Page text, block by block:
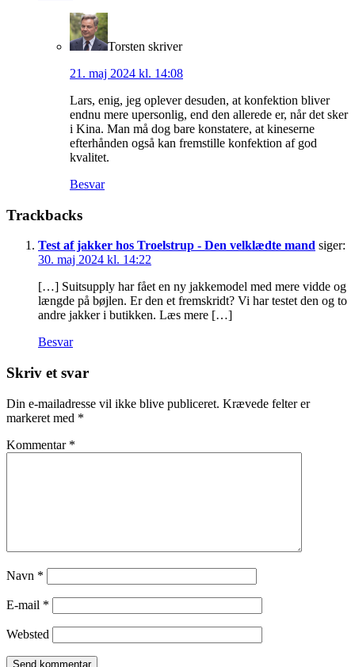
Torsten skriver
21. maj 2024 kl. 14:08
Lars, enig, jeg oplever desuden, at konfektion bliver
endnu mere upersonlig, end den allerede er, når det sker
i Kina. Man må dog bare konstatere, at kineserne
efterhånden også kan fremstille konfektion af god
kvalitet.
Besvar
Trackbacks
Test af jakker hos Troelstrup - Den velklædte mand siger:
30. maj 2024 kl. 14:22
[…] Suitsupply har fået en ny jakkemodel med mere vidde og
længde på bøjlen. Er den et fremskridt? Vi har testet den og to
andre jakker i butikken. Læs mere […]
Besvar
Skriv et svar
Din e-mailadresse vil ikke blive publiceret. Krævede felter er
markeret med *
Kommentar *
Navn *
E-mail *
Websted